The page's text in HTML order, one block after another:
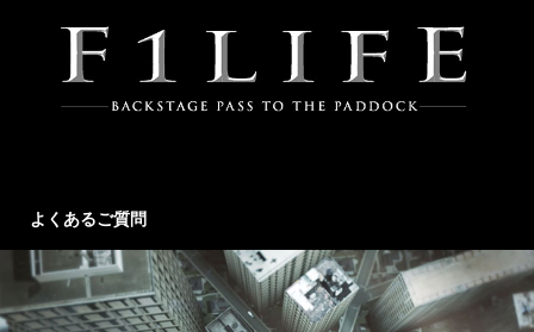
よくあるご質問